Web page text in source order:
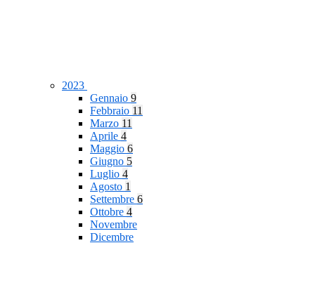
2023
Gennaio 9
Febbraio 11
Marzo 11
Aprile 4
Maggio 6
Giugno 5
Luglio 4
Agosto 1
Settembre 6
Ottobre 4
Novembre
Dicembre